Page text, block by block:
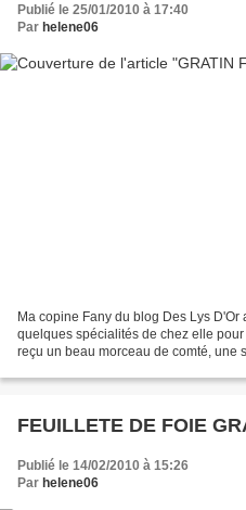
Publié le 25/01/2010 à 17:40
Par helene06
Ma copine Fany du blog Des Lys
quelques spécialités de chez elle
reçu un beau morceau de comté, une
FEUILLETE DE FOIE
Publié le 14/02/2010 à 15:26
Par helene06